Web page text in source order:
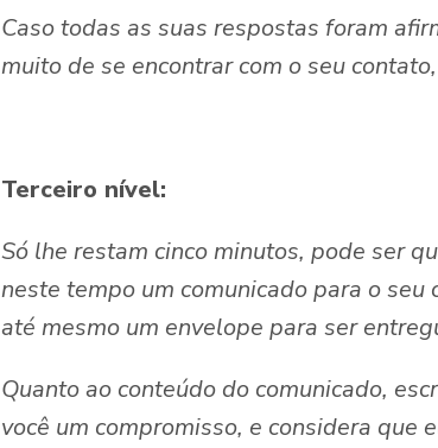
Caso todas as suas respostas foram
muito de se encontrar com o seu
Terceiro nível:
Só lhe restam cinco minutos, pode ser
neste tempo um comunicado para o
até mesmo um envelope para ser
Quanto ao conteúdo do comunicado,
você um compromisso, e considera que